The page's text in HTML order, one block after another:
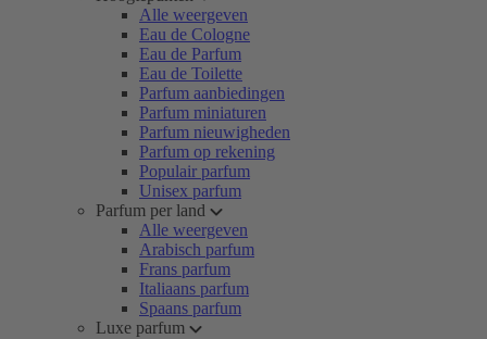
Alle weergeven
Eau de Cologne
Eau de Parfum
Eau de Toilette
Parfum aanbiedingen
Parfum miniaturen
Parfum nieuwigheden
Parfum op rekening
Populair parfum
Unisex parfum
Parfum per land
Alle weergeven
Arabisch parfum
Frans parfum
Italiaans parfum
Spaans parfum
Luxe parfum